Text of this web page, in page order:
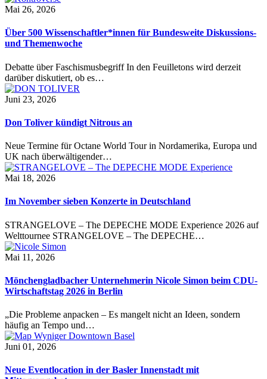
Mai 26, 2026
Über 500 Wissenschaftler*innen für Bundesweite Diskussions-
und Themenwoche
Debatte über Faschismusbegriff In den Feuilletons wird derzeit
darüber diskutiert, ob es…
Juni 23, 2026
Don Toliver kündigt Nitrous an
Neue Termine für Octane World Tour in Nordamerika, Europa und
UK nach überwältigender…
Mai 18, 2026
Im November sieben Konzerte in Deutschland
STRANGELOVE – The DEPECHE MODE Experience 2026 auf
Welttournee STRANGELOVE – The DEPECHE…
Mai 11, 2026
Mönchengladbacher Unternehmerin Nicole Simon beim CDU-
Wirtschaftstag 2026 in Berlin
„Die Probleme anpacken – Es mangelt nicht an Ideen, sondern
häufig an Tempo und…
Juni 01, 2026
Neue Eventlocation in der Basler Innenstadt mit